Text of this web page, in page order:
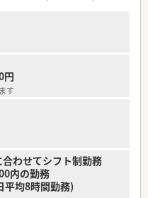
価制度、キャリア支援制度等
円
す
わせてシフト制勤務
内の勤務
均8時間勤務)